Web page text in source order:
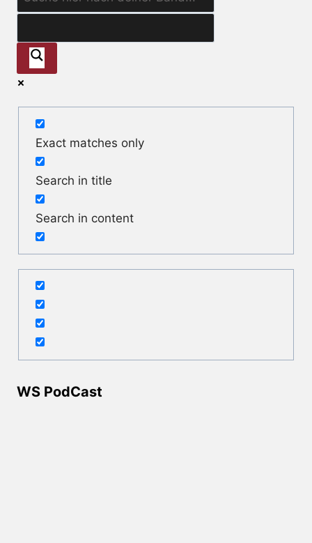
Exact matches only
Search in title
Search in content
WS PodCast